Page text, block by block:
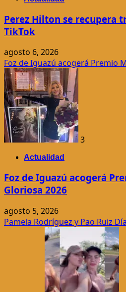
Perez Hilton se recupera
TikTok
agosto 6, 2026
Foz de Iguazú acogerá Premio
3
Actualidad
Foz de Iguazú acogerá
Gloriosa 2026
agosto 5, 2026
Pamela Rodríguez y Pao Ruiz